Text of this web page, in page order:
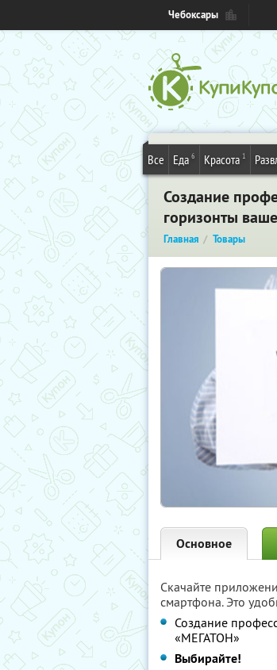
Чебоксары
Все Еда 6 Красота 1
Создание
горизонты
Главная Товары
Основное
Скачайте
смартфона. Это
Создание
«МЕГАТОН»
Выбирайте!